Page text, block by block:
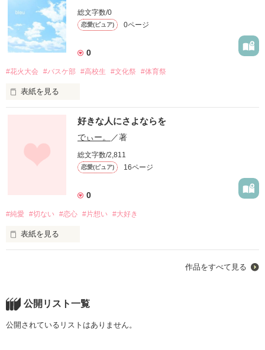
総文字数/0
恋愛(ピュア) 0ページ
0
#花火大会 #バスケ部 #高校生 #文化祭 #体育祭
表紙を見る
爽やかだけど、甘い香り。
今でも、、、
思い出してしまうんだ。
好きな人にさよならを
でぃー。 ／著
総文字数/2,811
恋愛(ピュア) 16ページ
0
#純愛 #切ない #恋心 #片想い #大好き
表紙を見る
大好きだった。
それでもあなたにさよならを告げた_______。
作品をすべて見る
公開リスト一覧
公開されているリストはありません。